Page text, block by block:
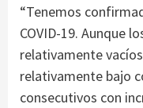
“Tenemos
COVID-19. Aunque
relativamente
relativamente bajo
consecutivos con